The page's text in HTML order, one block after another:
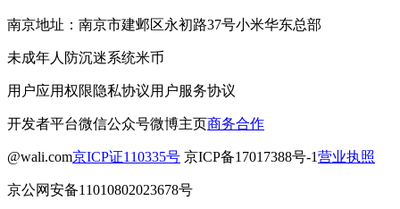
南京地址：南京市建邺区永初路37号小米华东总部
未成年人防沉迷系统米币
用户应用权限隐私协议用户服务协议
开发者平台微信公众号微博主页商务合作
@wali.com京ICP证110335号 京ICP备17017388号-1营业执照
京公网安备11010802023678号